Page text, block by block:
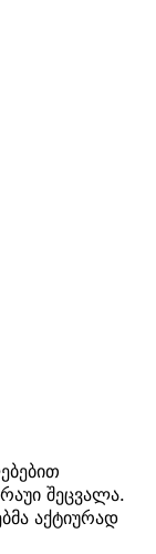
შეცვალა.
აქტიურად